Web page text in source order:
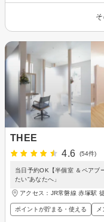
THEE
4.6
(54件)
当日予約OK【半個室 ＆ペアブ
たい”あなたへ」
アクセス：JR常磐線 赤塚駅
ポイントが貯まる・使える